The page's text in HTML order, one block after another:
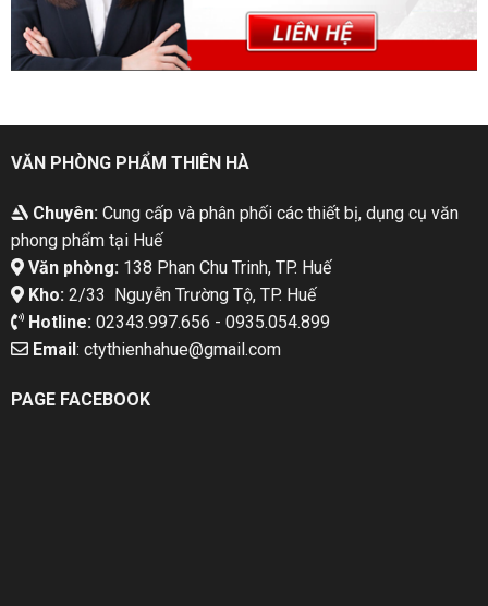
VĂN PHÒNG PHẨM THIÊN HÀ
Chuyên: Cung cấp và phân phối các thiết bị, dụng cụ văn
phong phẩm tại Huế
Văn phòng: 138 Phan Chu Trinh, TP. Huế
Kho: 2/33 Nguyễn Trường Tộ, TP. Huế
Hotline: 02343.997.656 - 0935.054.899
Email: ctythienhahue@gmail.com
PAGE FACEBOOK